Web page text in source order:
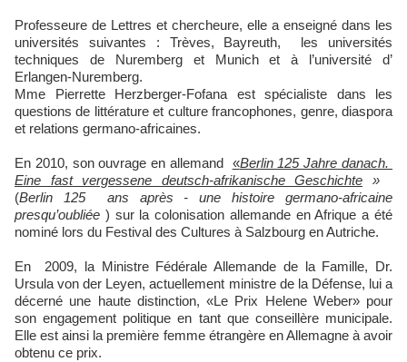
Professeure de Lettres et chercheure, elle a enseigné dans les
universités suivantes : Trèves, Bayreuth, les universités
techniques de Nuremberg et Munich et à l’université d’
Erlangen-Nuremberg.
Mme Pierrette Herzberger-Fofana est spécialiste dans les
questions de littérature et culture francophones, genre, diaspora
et relations germano-africaines.
En 2010, son ouvrage en allemand «Berlin 125 Jahre danach.
Eine fast vergessene deutsch-afrikanische Geschichte »
(Berlin 125 ans après - une histoire germano-africaine
presqu’oubliée ) sur la colonisation allemande en Afrique a été
nominé lors du Festival des Cultures à Salzbourg en Autriche.
En 2009, la Ministre Fédérale Allemande de la Famille, Dr.
Ursula von der Leyen, actuellement ministre de la Défense, lui a
décerné une haute distinction, «Le Prix Helene Weber» pour
son engagement politique en tant que conseillère municipale.
Elle est ainsi la première femme étrangère en Allemagne à avoir
obtenu ce prix.